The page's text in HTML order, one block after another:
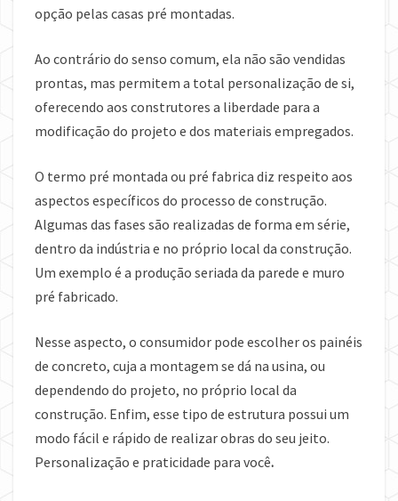
opção pelas casas pré montadas.
Ao contrário do senso comum, ela não são vendidas
prontas, mas permitem a total personalização de si,
oferecendo aos construtores a liberdade para a
modificação do projeto e dos materiais empregados.
O termo pré montada ou pré fabrica diz respeito aos
aspectos específicos do processo de construção.
Algumas das fases são realizadas de forma em série,
dentro da indústria e no próprio local da construção.
Um exemplo é a produção seriada da parede e muro
pré fabricado.
Nesse aspecto, o consumidor pode escolher os painéis
de concreto, cuja a montagem se dá na usina, ou
dependendo do projeto, no próprio local da
construção. Enfim, esse tipo de estrutura possui um
modo fácil e rápido de realizar obras do seu jeito.
Personalização e praticidade para você.